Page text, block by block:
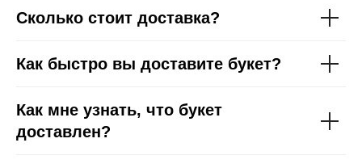
Сколько стоит доставка?
Как быстро вы доставите букет?
Как мне узнать, что букет
доставлен?